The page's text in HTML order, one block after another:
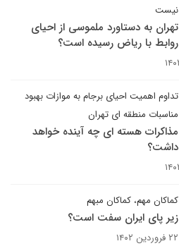
نیست
تهران به دستاورد ملموسی از احیای
روابط با ریاض رسیده است؟
تداوم اهمیت احیای برجام به موازات بهبود
مناسبات منطقه ای تهران
مذاکرات هسته ای چه آینده خواهد
داشت؟
کماکان مهم، کماکان مبهم
زیر پای ایران سفت است؟
۲۲ فروردین ۱۴۰۲